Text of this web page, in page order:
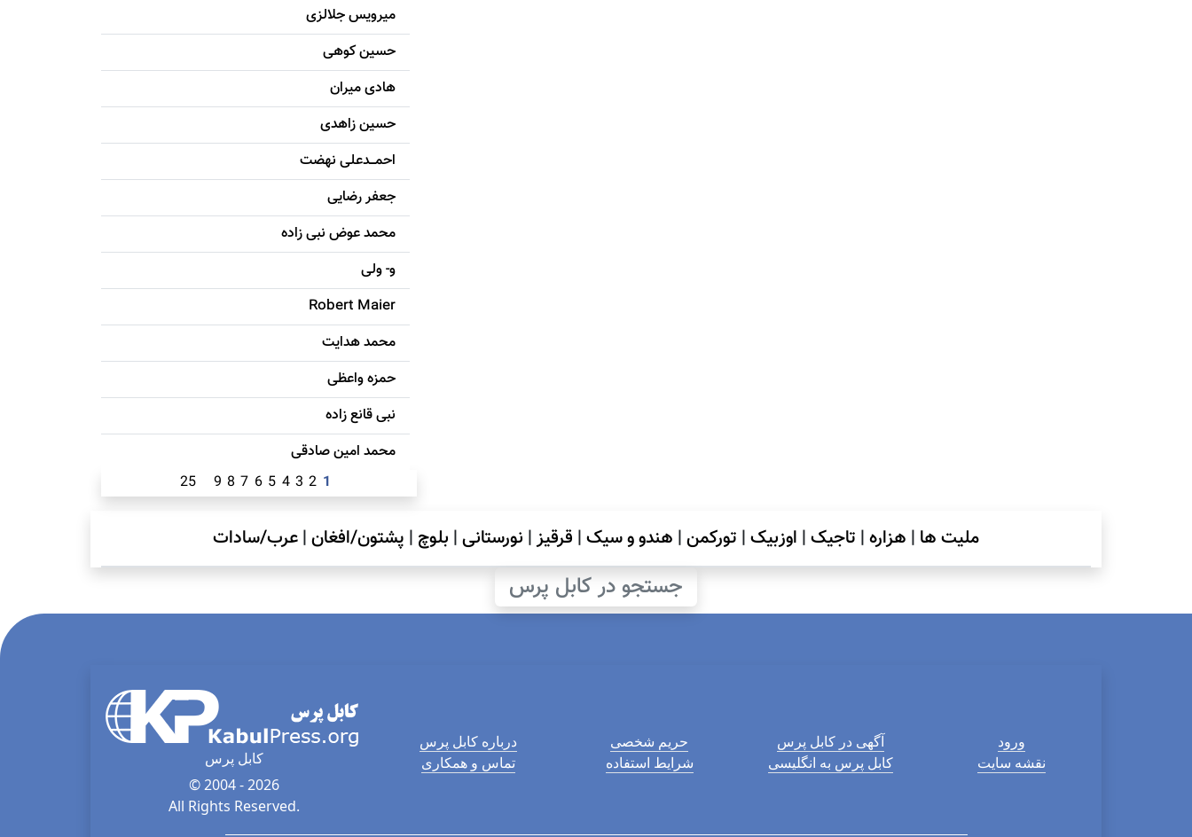
میرویس جلالزی
حسين کوهی
هادی ميران
حسين زاهدی
احمـــدعلی نهضت
جعفر رضایی
محمد عوض نبی زاده
و- ولی
Robert Maier
محمد هدایت
حمزه واعظی
نبی قانع زاده
محمد امين صادقی
1
2
3
4
5
6
7
8
9
25
ملیت ها | هزاره| تاجیک| اوزبیک| تورکمن| هندو و سیک| قرقیز| نورستانی| بلوچ | پشتون/افغان|عرب/سادات
جستجو در کابل پرس
کابل پرس
© 2004 - 2026
All Rights Reserved.
درباره کابل پرس
تماس و همکاری
حریم شخصی
شرایط استفاده
آگهی در کابل پرس
کابل پرس به انگلیسی
ورود
نقشه سایت